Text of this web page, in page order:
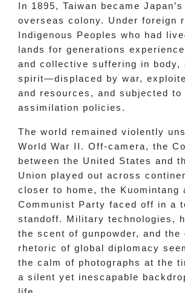
In 1895, Taiwan became
overseas colony. Under foreign
Indigenous Peoples who had
lands for generations
and collective suffering in body,
spirit—displaced by war,
and resources, and subjected to
assimilation policies.
The world remained violently
World War II. Off-camera, the
between the United States and
Union played out across
closer to home, the Kuomintang
Communist Party faced off in a
standoff. Military technologies,
the scent of gunpowder, and the
rhetoric of global diplomacy
the calm of photographs at the
a silent yet inescapable